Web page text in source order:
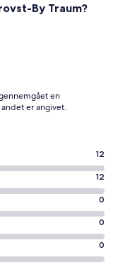
By Traum?
en
er angivet.
12
12
0
0
0